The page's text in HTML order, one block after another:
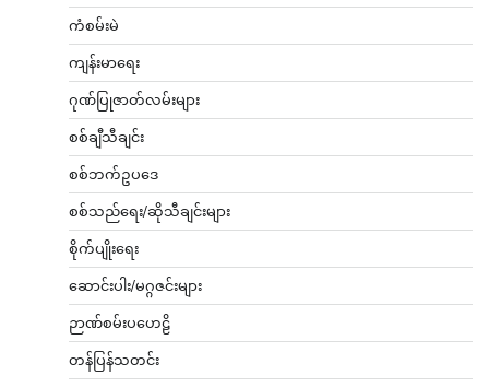
ကံစမ်းမဲ
ကျန်းမာရေး
ဂုဏ်ပြုဇာတ်လမ်းများ
စစ်ချီသီချင်း
စစ်ဘက်ဥပဒေ
စစ်သည်ရေး/ဆိုသီချင်းများ
စိုက်ပျိုးရေး
ဆောင်းပါး/မဂ္ဂဇင်းများ
ဉာဏ်စမ်းပဟေဠိ
တန်ပြန်သတင်း